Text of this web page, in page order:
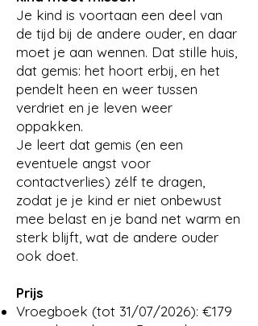
Je kind is voortaan een deel van
de tijd bij de andere ouder, en daar
moet je aan wennen. Dat stille huis,
dat gemis: het hoort erbij, en het
pendelt heen en weer tussen
verdriet en je leven weer
oppakken.
Je leert dat gemis (en een
eventuele angst voor
contactverlies) zélf te dragen,
zodat je je kind er niet onbewust
mee belast en je band net warm en
sterk blijft, wat de andere ouder
ook doet.
Prijs
Vroegboek (tot 31/07/2026): €179